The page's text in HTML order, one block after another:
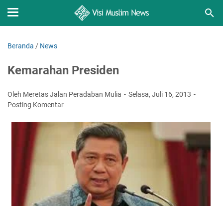
Beranda / News
Kemarahan Presiden
Oleh Meretas Jalan Peradaban Mulia
Selasa, Juli 16, 2013
Posting Komentar